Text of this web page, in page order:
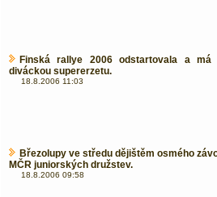
Finská rallye 2006 odstartovala a má
diváckou supererzetu.
18.8.2006 11:03
Březolupy ve středu dějištěm osmého
MČR juniorských družstev.
18.8.2006 09:58